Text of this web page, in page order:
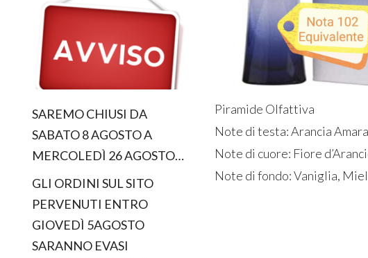
Piramide Olfattiva
Note di testa: Arancia Amara
Note di cuore: Fiore
Note di fondo: Vaniglia,
SAREMO CHIUSI DA
SABATO 8 AGOSTO A
MERCOLEDÌ 26 AGOSTO…
GLI ORDINI SUL SITO
PERVENUTI ENTRO
GIOVEDÌ 5AGOSTO
SARANNO EVASI